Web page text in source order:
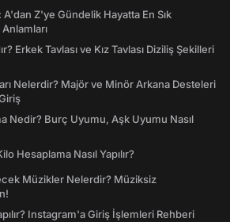
Z'ye Gündelik Hayatta En Sık
Erkek Tavlası ve Kız Tavlası Diziliş Şekilleri
Nelerdir? Majör ve Minör Arkana Desteleri
Nedir? Burç Uyumu, Aşk Uyumu Nasıl
Hesaplama Nasıl Yapılır?
Müzikler Nelerdir? Müziksiz
Instagram'a Giriş İşlemleri Rehberi